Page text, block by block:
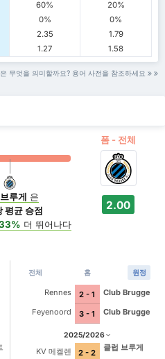
60%
20%
0%
0%
2.35
1.79
1.27 1.58
무엇을 의미할까요? 용어 사전을 참조하세요
폼 - 전체
루게 은
평균 승점
더 뛰어나다
2.00
전체 홈 원정
Rennes 2 - 1
Club Brugge
Feyenoord
3 - 1 Club Brugge
2025/2026
KV 메켈렌 2 - 2
클럽 브루게